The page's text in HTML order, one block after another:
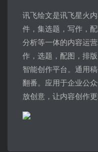
讯飞绘文是讯飞星火
件，集选题，写作，
分析等一体的内容运
作，选题，配图，排
智能创作平台。通用
翻番。应用于企业公
放创意，让内容创作更